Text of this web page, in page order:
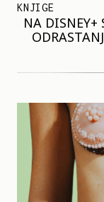
KNJIGE
NA DISNEY+